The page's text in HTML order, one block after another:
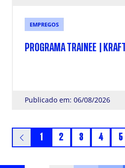
EMPREGOS
PROGRAMA TRAINEE |
Publicado em: 06/08/2026
1 2 3 4 5